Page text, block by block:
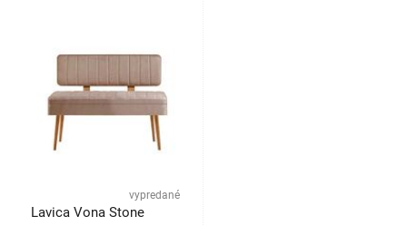
vypredané
Lavica Vona Stone